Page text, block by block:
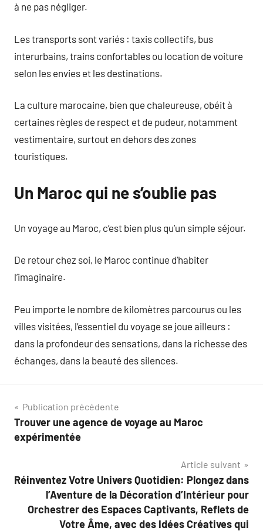
à ne pas négliger.
Les transports sont variés : taxis collectifs, bus
interurbains, trains confortables ou location de voiture
selon les envies et les destinations.
La culture marocaine, bien que chaleureuse, obéit à
certaines règles de respect et de pudeur, notamment
vestimentaire, surtout en dehors des zones
touristiques.
Un Maroc qui ne s’oublie pas
Un voyage au Maroc, c’est bien plus qu’un simple séjour.
De retour chez soi, le Maroc continue d’habiter
l’imaginaire.
Peu importe le nombre de kilomètres parcourus ou les
villes visitées, l’essentiel du voyage se joue ailleurs :
dans la profondeur des sensations, dans la richesse des
échanges, dans la beauté des silences.
Navigation
de
Publication précédente
Trouver une agence de voyage au Maroc
expérimentée
Article suivant
Réinventez Votre Univers Quotidien: Plongez dans
l’Aventure de la Décoration d’Intérieur pour
Orchestrer des Espaces Captivants, Reflets de
Votre Âme, avec des Idées Créatives qui